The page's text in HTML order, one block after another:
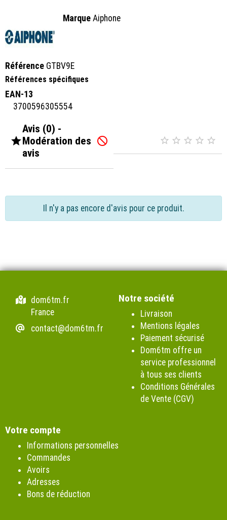
Marque Aiphone
Référence GTBV9E
Références spécifiques
EAN-13
3700596305554

Avis (0) -
Modération des
avis
     
Il n'y a pas encore d'avis pour ce produit.
dom6tm.fr
France
contact@dom6tm.fr
Notre société
Livraison
Mentions légales
Paiement sécurisé
Dom6tm offre un
service professionnel
à tous ses clients
Conditions Générales
de Vente (CGV)
Votre compte
Informations personnelles
Commandes
Avoirs
Adresses
Bons de réduction